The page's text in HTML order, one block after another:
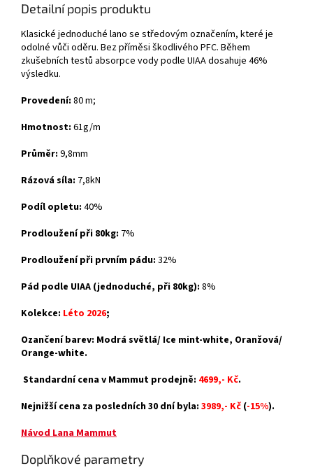
Detailní popis produktu
Klasické jednoduché lano se středovým označením, které je
odolné vůči oděru. Bez příměsi škodlivého PFC. Během
zkušebních testů absorpce vody podle UIAA dosahuje 46%
výsledku.
Provedení: 80 m;
Hmotnost: 61g/m
Průměr: 9,8mm
Rázová síla: 7,8kN
Podíl opletu: 40%
Prodloužení při 80kg: 7%
Prodloužení při prvním pádu: 32%
Pád podle UIAA (jednoduché, při 80kg): 8%
Kolekce: Léto 2026;
Ozančení barev: Modrá světlá/ Ice mint-white, Oranžová/
Orange-white.
Standardní cena v Mammut prodejně: 4699,- Kč.
Nejnižší cena za posledních 30 dní byla: 3989,- Kč (-15%).
Návod Lana Mammut
Doplňkové parametry